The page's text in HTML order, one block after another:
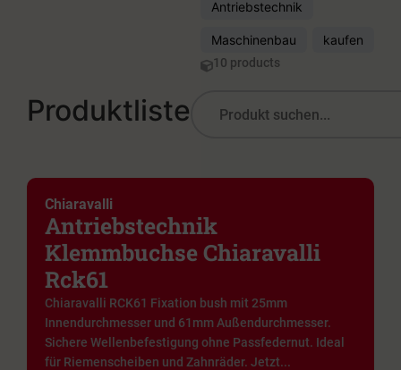
Antriebstechnik
Maschinenbau kaufen
10 products
Produktliste
Chiaravalli
Antriebstechnik
Klemmbuchse Chiaravalli
Rck61
Chiaravalli RCK61 Fixation bush mit 25mm
Innendurchmesser und 61mm Außendurchmesser.
Sichere Wellenbefestigung ohne Passfedernut. Ideal
für Riemenscheiben und Zahnräder. Jetzt...